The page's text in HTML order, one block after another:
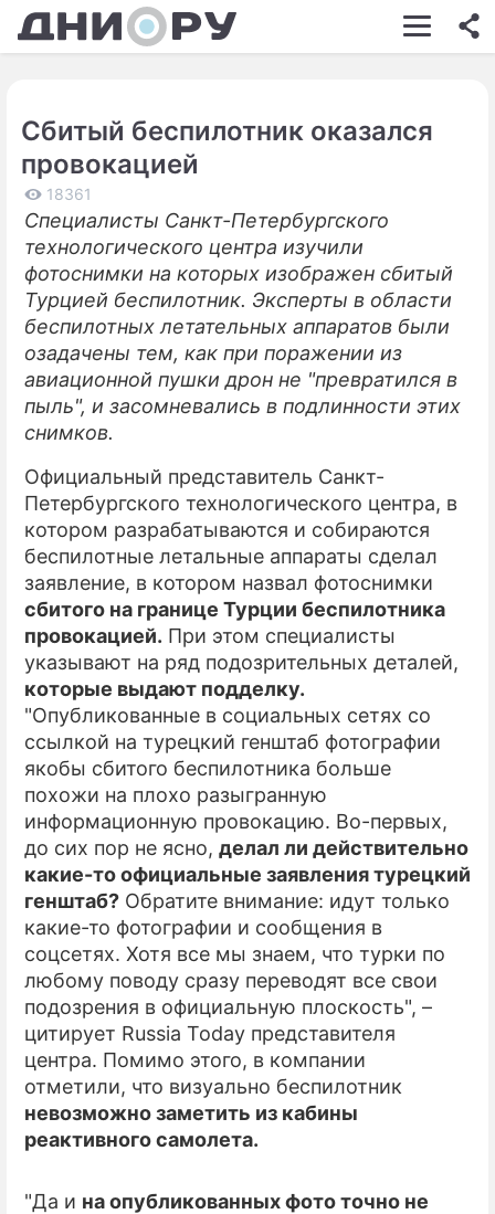
ШОУ-БИЗНЕС
КИНО
ЗДОРОВЬЕ
ЭКОНОМИКА
ПРОИСШЕСТВИЯ
СОННИК
СТИЛЬ ЖИЗНИ
ПРЕСС-РЕЛИЗЫ
О ПРОЕКТЕ
Сбитый беспилотник оказался
провокацией
18361
Специалисты Санкт-Петербургского
технологического центра изучили
фотоснимки на которых изображен сбитый
Турцией беспилотник. Эксперты в области
беспилотных летательных аппаратов были
озадачены тем, как при поражении из
авиационной пушки дрон не "превратился в
пыль", и засомневались в подлинности этих
снимков.
Официальный представитель Санкт-
Петербургского технологического центра, в
котором разрабатываются и собираются
беспилотные летальные аппараты сделал
заявление, в котором назвал фотоснимки
сбитого на границе Турции беспилотника
провокацией. При этом специалисты
указывают на ряд подозрительных деталей,
которые выдают подделку.
"Опубликованные в социальных сетях со
ссылкой на турецкий генштаб фотографии
якобы сбитого беспилотника больше
похожи на плохо разыгранную
информационную провокацию. Во-первых,
до сих пор не ясно, делал ли действительно
какие-то официальные заявления турецкий
генштаб? Обратите внимание: идут только
какие-то фотографии и сообщения в
соцсетях. Хотя все мы знаем, что турки по
любому поводу сразу переводят все свои
подозрения в официальную плоскость", –
цитирует Russia Today представителя
центра. Помимо этого, в компании
отметили, что визуально беспилотник
невозможно заметить из кабины
реактивного самолета.
"Да и на опубликованных фото точно не